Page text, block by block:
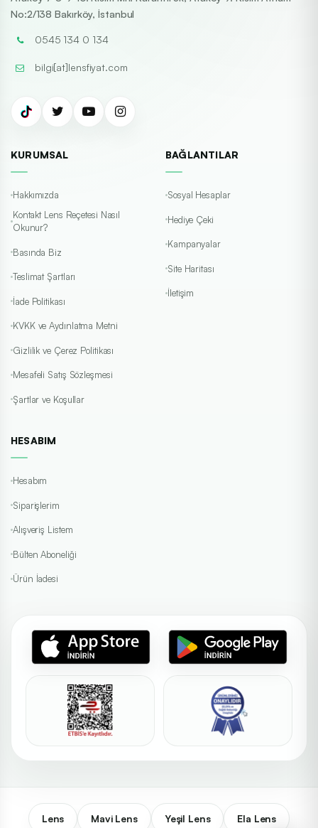
No:2/138 Bakırköy, İstanbul
0545 134 0 134
bilgi[at]lensfiyat.com
KURUMSAL
Hakkımızda
Kontakt Lens Reçetesi Nasıl
Okunur?
Basında Biz
Teslimat Şartları
İade Politikası
KVKK ve Aydınlatma Metni
Gizlilik ve Çerez Politikası
Mesafeli Satış Sözleşmesi
Şartlar ve Koşullar
BAĞLANTILAR
Sosyal Hesaplar
Hediye Çeki
Kampanyalar
Site Haritası
İletişim
HESABIM
Hesabım
Siparişlerim
Alışveriş Listem
Bülten Aboneliği
Ürün İadesi
Lens Mavi Lens Yeşil Lens Ela Lens